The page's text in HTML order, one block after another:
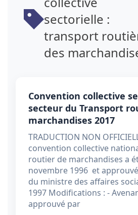
sectorielle :
transport
des
Convention collective
secteur du Transport
marchandises 2017
TRADUCTION NON
convention collective
routier de marchandises a
novembre 1996 et
du ministre des affaires
1997 Modifications : -
approuvé par